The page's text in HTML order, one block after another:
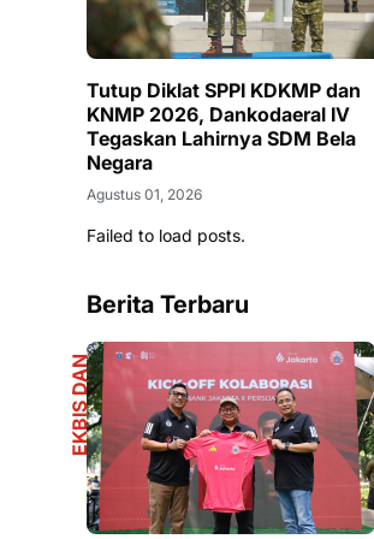
Tutup Diklat SPPI KDKMP dan
KNMP 2026, Dankodaeral IV
Tegaskan Lahirnya SDM Bela
Negara
Agustus 01, 2026
Failed to load posts.
Berita Terbaru
E
K
B
I
S
D
A
N
I
N
F
O
G
R
A
F
IS